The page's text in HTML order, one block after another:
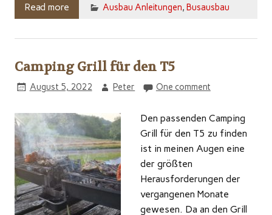
Read more Ausbau Anleitungen, Busausbau
Camping Grill für den T5
August 5, 2022 Peter One comment
Den passenden Camping
Grill für den T5 zu finden
ist in meinen Augen eine
der größten
Herausforderungen der
vergangenen Monate
gewesen. Da an den Grill